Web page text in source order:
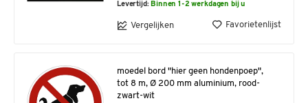
Levertijd: Binnen 1-2 werkdagen bij u
Vergelijken Favorietenlijst
moedel bord "hier geen hondenpoep",
tot 8 m, Ø 200 mm aluminium, rood-
zwart-wit